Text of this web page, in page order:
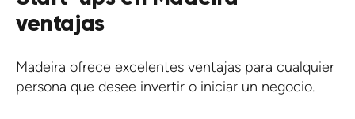
ventajas
Madeira ofrece excelentes ventajas para cualquier
persona que desee invertir o iniciar un negocio.